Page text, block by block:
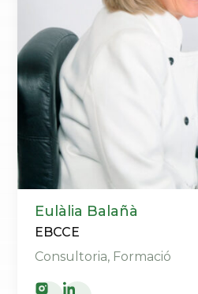
Eulàlia Balañà
EBCCE
Consultoria, Formació